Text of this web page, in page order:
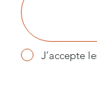
J’accepte